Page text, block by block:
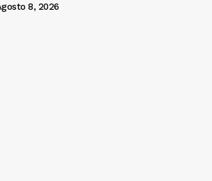
8, 2026